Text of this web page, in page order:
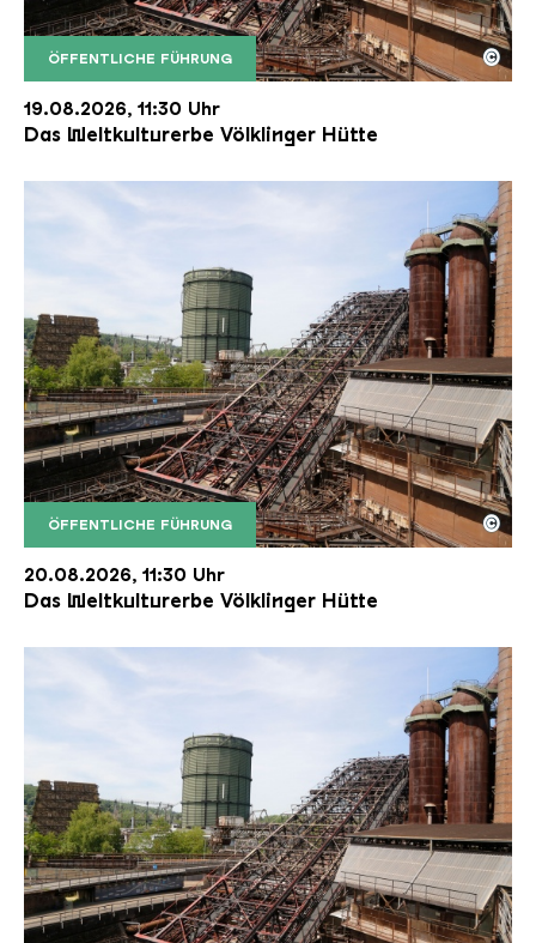
ÖFFENTLICHE FÜHRUNG
Der Erzschrägaufzug der Völklinger Hütte mit
Copyright: Weltkulturerbe Völklinger Hütte | Karl
©
19.08.2026, 11:30 Uhr
Das Weltkulturerbe Völklinger Hütte
ÖFFENTLICHE FÜHRUNG
Der Erzschrägaufzug der Völklinger Hütte mit
Copyright: Weltkulturerbe Völklinger Hütte | Karl
©
20.08.2026, 11:30 Uhr
Das Weltkulturerbe Völklinger Hütte